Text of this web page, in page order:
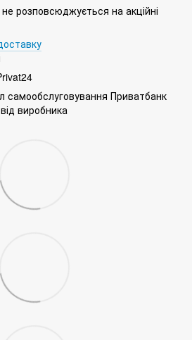
розповсюджується на акційні
самообслуговування Приватбанк
виробника